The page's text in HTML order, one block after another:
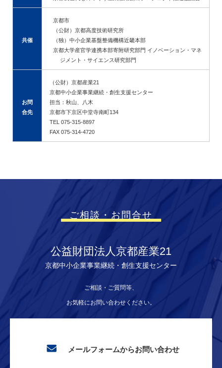
共催
京都市
（公財）京都高度技術研究所
（独）中小企業基盤整備機構近畿本部
京都大学産官学連携本部寄附研究部門 イノベーション・マネ
ジメント・サイエンス研究部門
お問
合先
（公財）京都産業21
京都中小企業事業継続・創生支援センター
担当：秋山、八木
京都市下京区中堂寺南町134
TEL 075-315-8897
FAX 075-314-4720
ご相談・お問合せ
公益財団法人京都産業21
京都中小企業事業継続・創生支援センター
ご相談・ご質問等、
お気軽にお問い合わせください。
メールフォームからお問い合わせ